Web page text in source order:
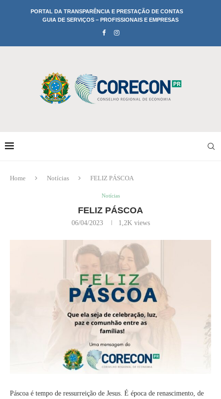
PORTAL DA TRANSPARÊNCIA E PRESTAÇÃO DE CONTAS
GUIA DE SERVIÇOS – PROFISSIONAIS E EMPRESAS
Home Notícias FELIZ PÁSCOA
Notícias
FELIZ PÁSCOA
06/04/2023 1,2Kviews
Páscoa é tempo de ressurreição de Jesus. É época de renascimento, de